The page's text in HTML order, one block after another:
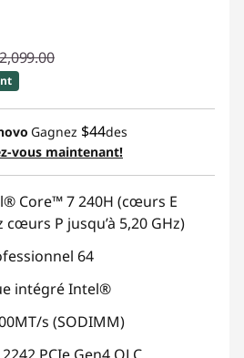
:-$610.00
units per order
Gagnez $44des
vous maintenant!
Core™ 7 240H (cœurs E
cœurs P jusqu’à 5,20 GHz)
64
intégré Intel®
s (SODIMM)